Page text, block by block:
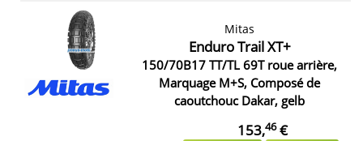
Mitas
Enduro Trail XT+
150/70B17 TT/TL 69T roue arrière,
Marquage M+S, Composé de
caoutchouc Dakar, gelb
153,46€